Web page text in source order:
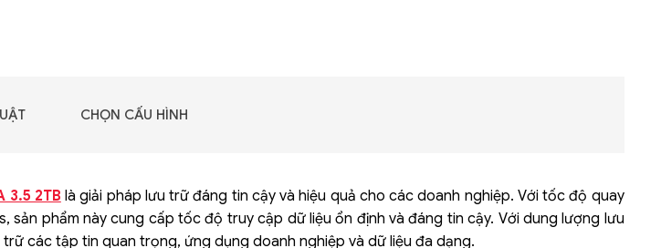
CHỌN CẤU HÌNH
3.5 2TB là giải pháp lưu trữ đáng tin cậy và hiệu quả cho các doanh nghiệp. Với tốc độ quay
sản phẩm này cung cấp tốc độ truy cập dữ liệu ổn định và đáng tin cậy. Với dung lượng lưu
các tập tin quan trọng, ứng dụng doanh nghiệp và dữ liệu đa dạng.